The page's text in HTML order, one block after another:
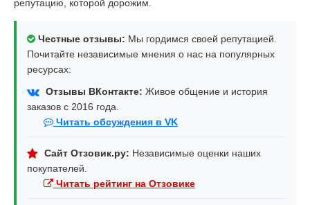
репутацию, которой дорожим.
Честные отзывы: Мы гордимся своей репутацией.
Почитайте независимые мнения о нас на популярных
ресурсах:
Отзывы ВКонтакте: Живое общение и история
заказов с 2016 года.
Читать обсуждения в VK
Сайт Отзовик.ру: Независимые оценки наших
покупателей.
Читать рейтинг на Отзовике